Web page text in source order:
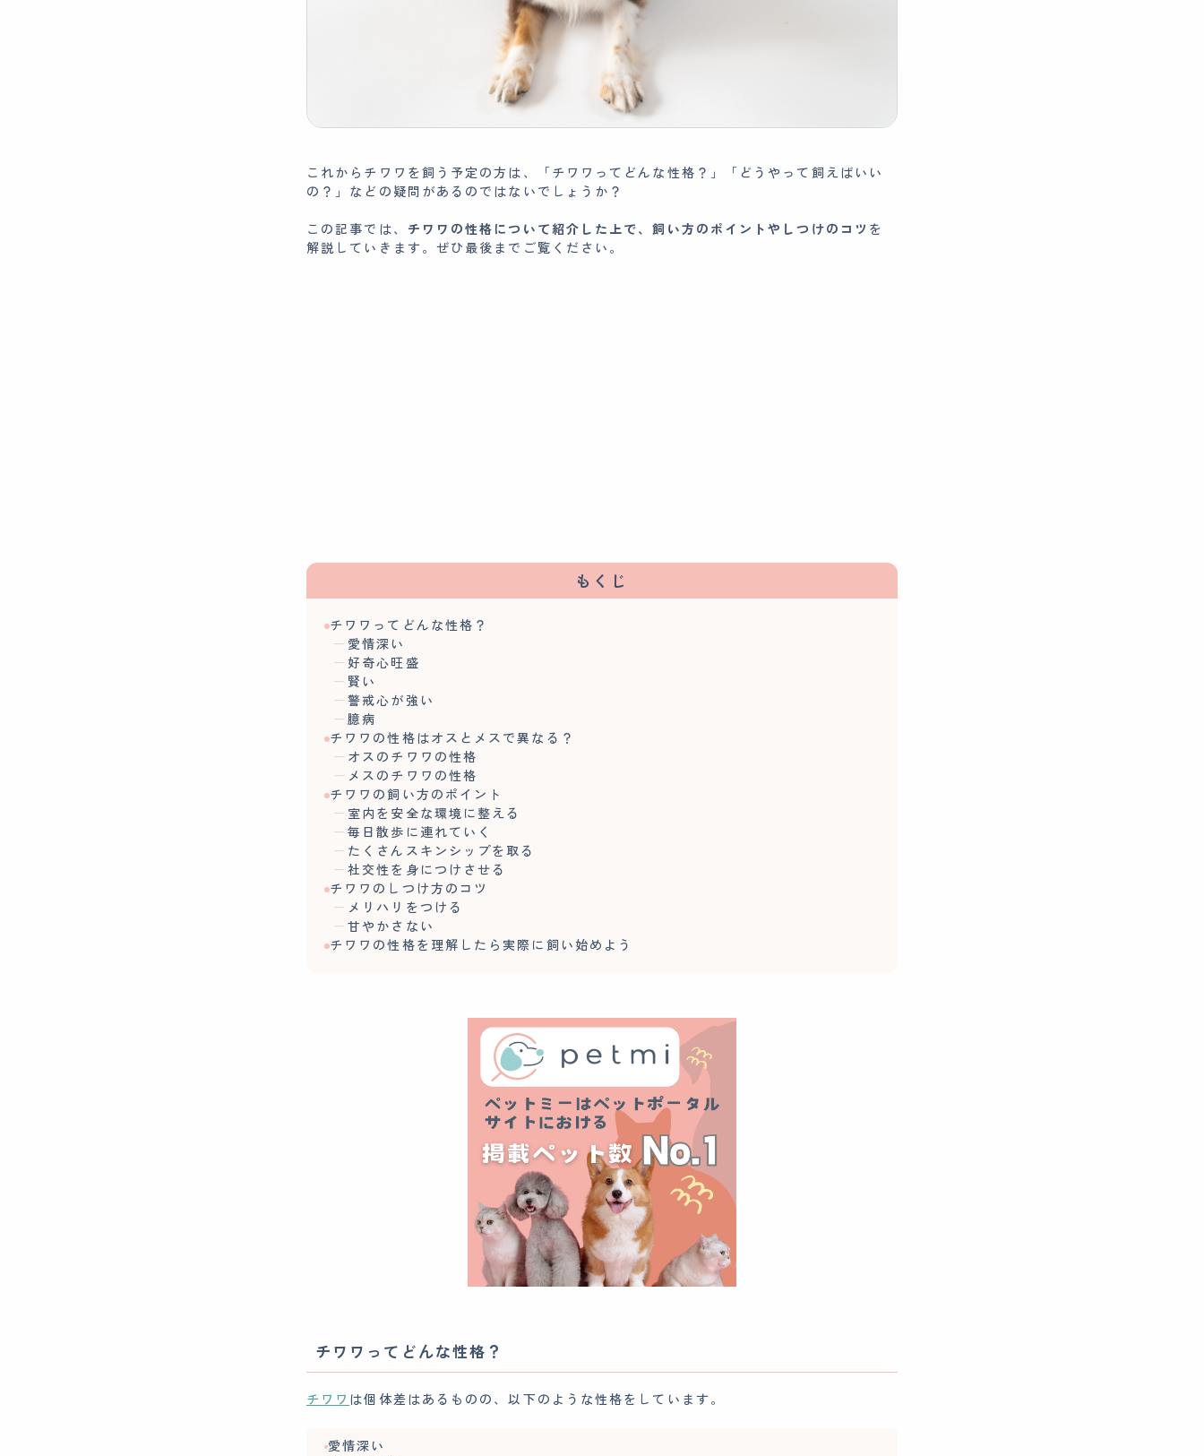
これからチワワを飼う予定の方は、「チワワってどんな性格？」「どうやって飼えばいい
の？」などの疑問があるのではないでしょうか？
この記事では、 チワワの性格について紹介した上で、飼い方のポイントやしつけのコツ を
解説していきます。ぜひ最後までご覧ください。
もくじ
チワワってどんな性格？
愛情深い
好奇心旺盛
賢い
警戒心が強い
臆病
チワワの性格はオスとメスで異なる？
オスのチワワの性格
メスのチワワの性格
チワワの飼い方のポイント
室内を安全な環境に整える
毎日散歩に連れていく
たくさんスキンシップを取る
社交性を身につけさせる
チワワのしつけ方のコツ
メリハリをつける
甘やかさない
チワワの性格を理解したら実際に飼い始めよう
チワワってどんな性格？
チワワ は個体差はあるものの、以下のような性格をしています。
愛情深い